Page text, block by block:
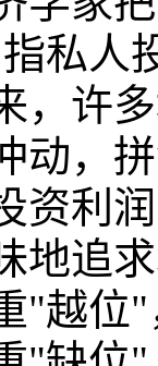
私人
，许
动，
资利
地追
"越位